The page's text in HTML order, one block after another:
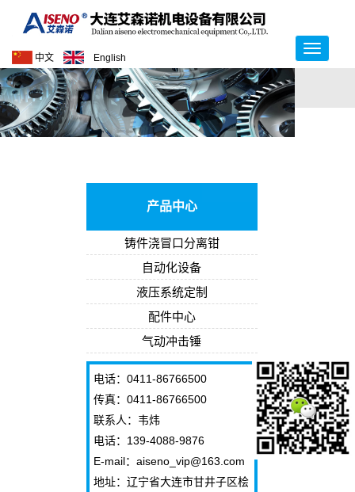
中文 English
产品中心
铸件浇冒口分离钳
自动化设备
液压系统定制
配件中心
气动冲击锤
电话：0411-86766500
传真：0411-86766500
联系人：韦炜
电话：139-4088-9876
E-mail：aiseno_vip@163.com
地址：辽宁省大连市甘井子区桧